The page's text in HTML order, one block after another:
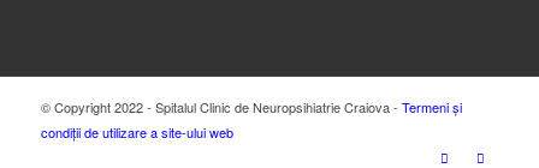
© Copyright 2022 - Spitalul Clinic de Neuropsihiatrie Craiova - Termeni și
condiții de utilizare a site-ului web